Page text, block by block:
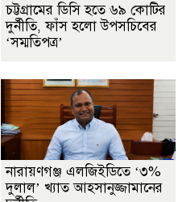
চট্টগ্রামের ডিসি হতে ৬৯ কোটির
দুর্নীতি, ফাঁস হলো উপসচিবের
‘সম্মতিপত্র’
নারায়ণগঞ্জ এলজিইডিতে ‘৩%
দুলাল’ খ্যাত আহসানুজ্জামানের